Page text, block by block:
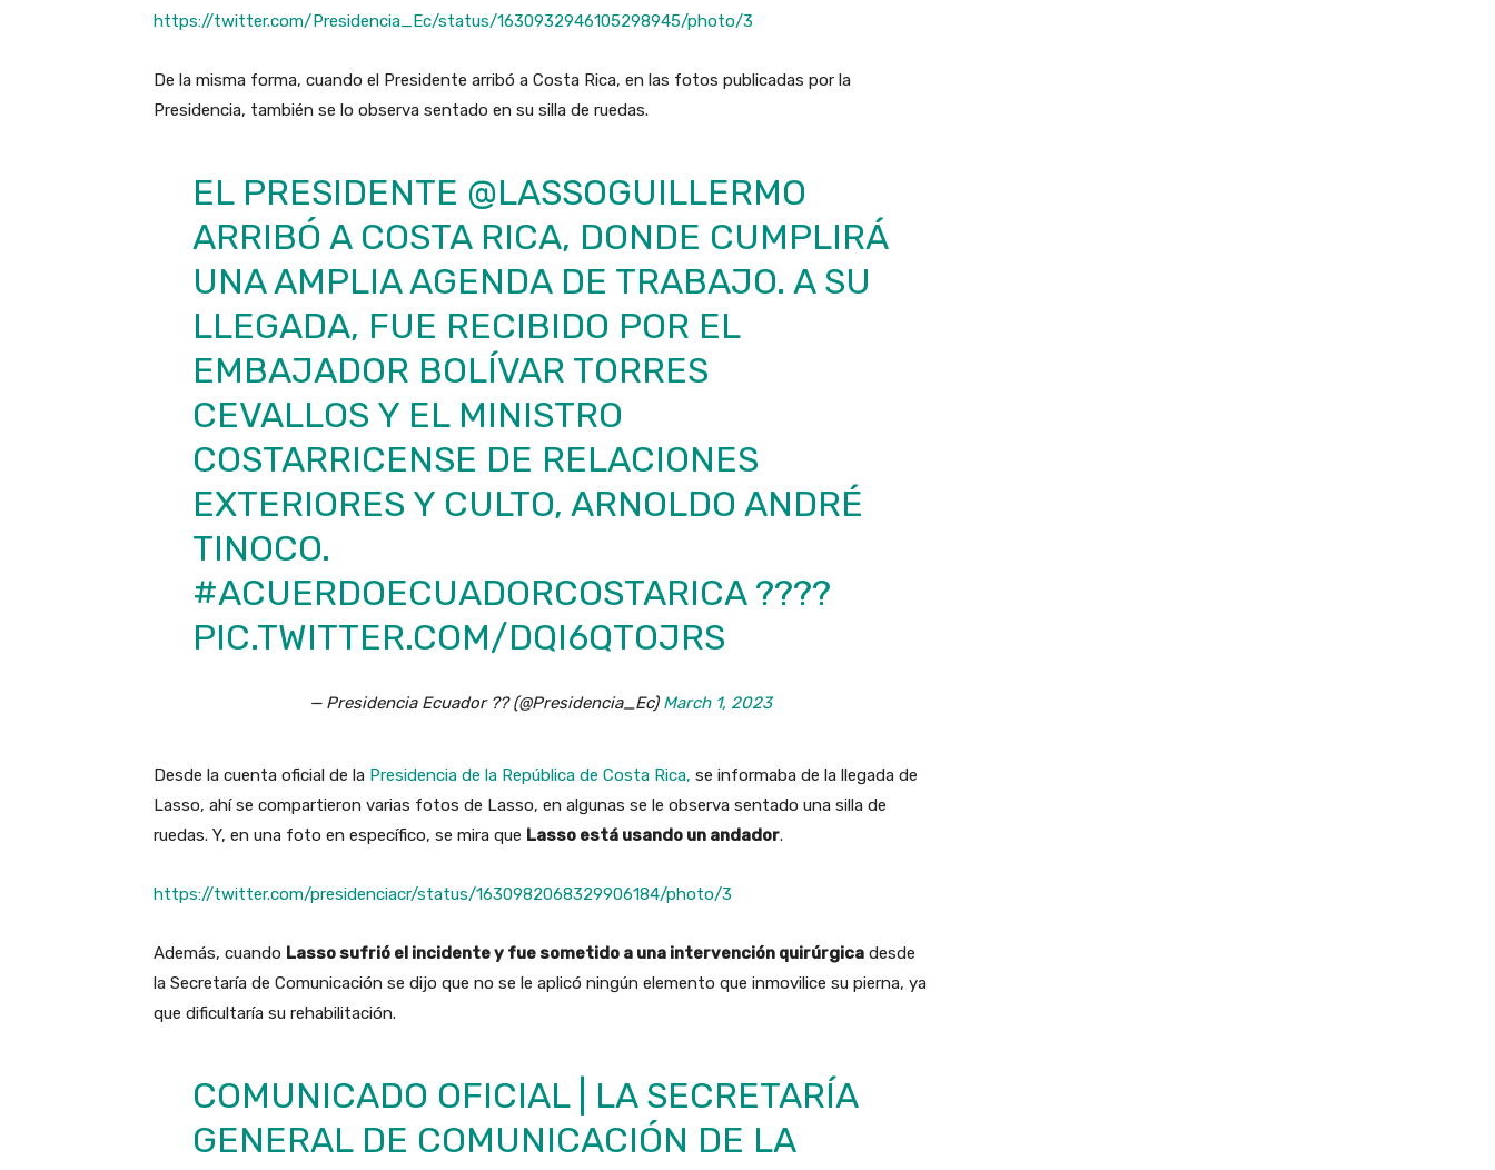
https://twitter.com/Presidencia_Ec/status/1630932946105298945/photo/3
De la misma forma, cuando el Presidente arribó a Costa Rica, en las fotos publicadas por la
Presidencia, también se lo observa sentado en su silla de ruedas.
EL PRESIDENTE @LASSOGUILLERMO
ARRIBÓ A COSTA RICA, DONDE CUMPLIRÁ
UNA AMPLIA AGENDA DE TRABAJO. A SU
LLEGADA, FUE RECIBIDO POR EL
EMBAJADOR BOLÍVAR TORRES
CEVALLOS Y EL MINISTRO
COSTARRICENSE DE RELACIONES
EXTERIORES Y CULTO, ARNOLDO ANDRÉ
TINOCO.
#ACUERDOECUADORCOSTARICA????
PIC.TWITTER.COM/DQI6QTOJRS
— Presidencia Ecuador ?? (@Presidencia_Ec) March 1, 2023
Desde la cuenta oficial de la Presidencia de la República de Costa Rica, se informaba de la llegada de
Lasso, ahí se compartieron varias fotos de Lasso, en algunas se le observa sentado una silla de
ruedas. Y, en una foto en específico, se mira que Lasso está usando un andador.
https://twitter.com/presidenciacr/status/1630982068329906184/photo/3
Además, cuando Lasso sufrió el incidente y fue sometido a una intervención quirúrgica desde
la Secretaría de Comunicación se dijo que no se le aplicó ningún elemento que inmovilice su pierna, ya
que dificultaría su rehabilitación.
COMUNICADO OFICIAL | LA SECRETARÍA
GENERAL DE COMUNICACIÓN DE LA